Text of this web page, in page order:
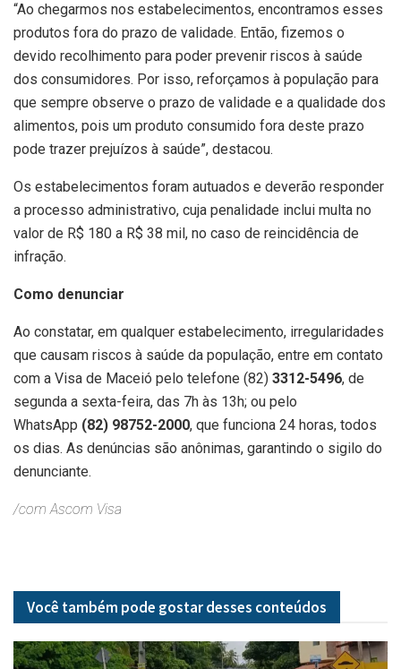
“Ao chegarmos nos estabelecimentos, encontramos esses
produtos fora do prazo de validade. Então, fizemos o
devido recolhimento para poder prevenir riscos à saúde
dos consumidores. Por isso, reforçamos à população para
que sempre observe o prazo de validade e a qualidade dos
alimentos, pois um produto consumido fora deste prazo
pode trazer prejuízos à saúde”, destacou.
Os estabelecimentos foram autuados e deverão responder
a processo administrativo, cuja penalidade inclui multa no
valor de R$ 180 a R$ 38 mil, no caso de reincidência de
infração.
Como denunciar
Ao constatar, em qualquer estabelecimento, irregularidades
que causam riscos à saúde da população, entre em contato
com a Visa de Maceió pelo telefone (82) 3312-5496, de
segunda a sexta-feira, das 7h às 13h; ou pelo
WhatsApp (82) 98752-2000, que funciona 24 horas, todos
os dias. As denúncias são anônimas, garantindo o sigilo do
denunciante.
/com Ascom Visa
Você também pode gostar desses conteúdos